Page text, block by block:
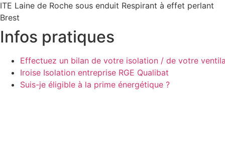
ITE Laine de Roche sous enduit Respirant à effet perlant
Brest
Infos pratiques
Effectuez un bilan de votre isolation / de votre
Iroise Isolation entreprise RGE Qualibat
Suis-je éligible à la prime énergétique ?